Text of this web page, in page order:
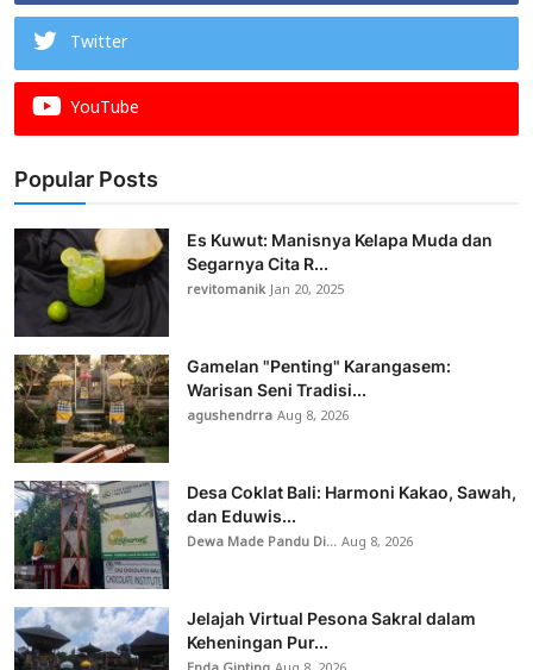
Twitter
YouTube
Popular Posts
Es Kuwut: Manisnya Kelapa Muda dan
Segarnya Cita R...
revitomanikJan 20, 2025
Gamelan "Penting" Karangasem:
Warisan Seni Tradisi...
agushendrraAug 8, 2026
Desa Coklat Bali: Harmoni Kakao, Sawah,
dan Eduwis...
Dewa Made Pandu Di...Aug 8, 2026
Jelajah Virtual Pesona Sakral dalam
Keheningan Pur...